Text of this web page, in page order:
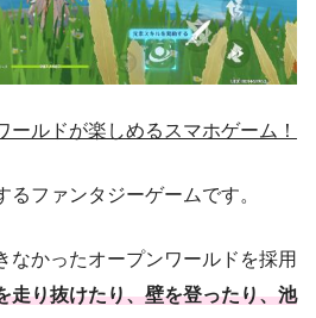
ールドが楽しめるスマホゲーム！
ファンタジーゲームです。
なかったオープンワールドを採用
走り抜けたり、壁を登ったり、池